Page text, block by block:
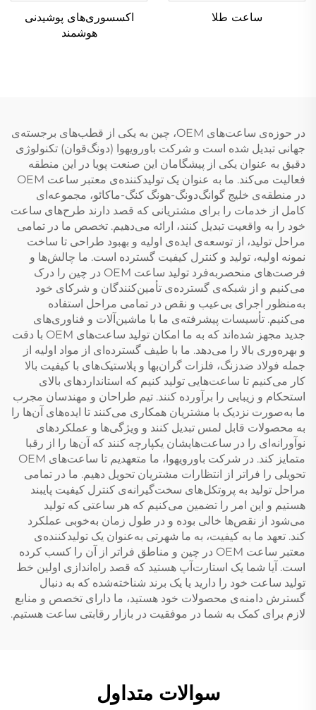
ساعت طلا
اکسسوری‌های پوشیدنی
هوشمند
در حوزه‌ی ساعت‌های OEM، چین به یکی از قطب‌های برجسته‌ی
جهانی تبدیل شده است و شرکت باورویهوا (دونگ‌قوان) تکنولوژی
دقیق به عنوان یکی از پیشگامان این صنعت پویا در این منطقه
فعالیت می‌کند. ما به عنوان یک تولیدکننده‌ی معتبر ساعت OEM
در منطقه‌ی خلیج گوانگ‌دونگ-هونگ کنگ-ماکائو، مجموعه‌ای
کامل از خدمات را برای مشتریانی که قصد دارند طرح‌های ساعت
خود را به واقعیت تبدیل کنند، ارائه می‌دهیم. تخصص ما در تمامی
مراحل تولید، از توسعه‌ی ایده‌ی اولیه و بهبود طراحی تا ساخت
نمونه اولیه، تولید و کنترل کیفیت گسترده است. ما چالش‌ها و
فرصت‌های منحصربه‌فرد تولید ساعت OEM در چین را درک
می‌کنیم و از شبکه‌ی گسترده‌ی تأمین‌کنندگان و شرکای خود
به‌منظور اجرای بی‌عیب و نقص در تمامی مراحل استفاده
می‌کنیم. تأسیسات پیشرفته‌ی ما با ماشین‌آلات و فناوری‌های
جدید مجهز شده‌اند که به ما امکان تولید ساعت‌های OEM با دقت
و بهره‌وری بالا را می‌دهد. ما با طیف گسترده‌ای از مواد اولیه از
جمله فولاد ضدزنگ، فلزات گران‌بها و پلاستیک‌های با کیفیت بالا
کار می‌کنیم تا ساعت‌هایی تولید کنیم که استانداردهای بالای
استحکام و زیبایی را برآورده کنند. تیم طراحان و مهندسان مجرب
ما به‌صورت نزدیک با مشتریان همکاری می‌کنند تا ایده‌های آن‌ها را
به محصولات قابل لمس تبدیل کنند و ویژگی‌ها و عملکردهای
نوآورانه‌ای را در ساعت‌هایشان یکپارچه کنند که آن‌ها را از رقبا
متمایز کند. در شرکت باورویهوا، ما متعهدیم تا ساعت‌های OEM
تحویلی را فراتر از انتظارات مشتریان تحویل دهیم. ما در تمامی
مراحل تولید به پروتکل‌های سخت‌گیرانه‌ی کنترل کیفیت پایبند
هستیم و این امر را تضمین می‌کنیم که هر ساعتی که تولید
می‌شود از نقص‌ها خالی بوده و در طول زمان به‌خوبی عملکرد
کند. تعهد ما به کیفیت، به ما شهرتی به‌عنوان یک تولیدکننده‌ی
معتبر ساعت OEM در چین و مناطق فراتر از آن را کسب کرده
است. آیا شما یک استارت‌آپ هستید که قصد راه‌اندازی اولین خط
تولید ساعت خود را دارید یا یک برند شناخته‌شده که به دنبال
گسترش دامنه‌ی محصولات خود هستید، ما دارای تخصص و منابع
لازم برای کمک به شما در موفقیت در بازار رقابتی ساعت هستیم.
سوالات متداول